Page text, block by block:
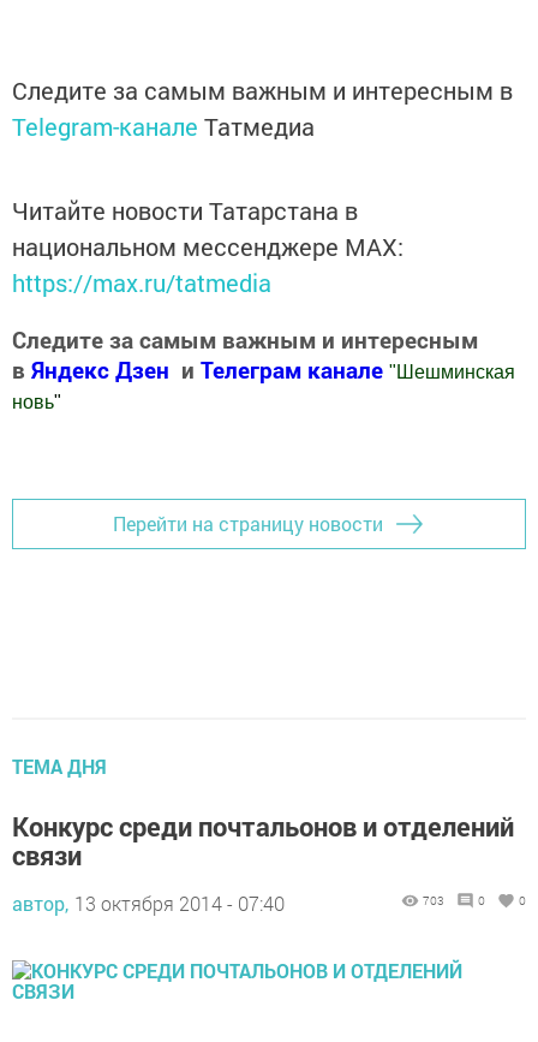
Следите за самым важным и интересным в
Telegram-канале Татмедиа
Читайте новости Татарстана в
национальном мессенджере MАХ:
https://max.ru/tatmedia
Следите за самым важным и интересным
в Яндекс Дзен и Телеграм канале " Шешминская
новь"
Перейти на страницу новости
ТЕМА ДНЯ
Конкурс среди почтальонов и отделений
связи
автор, 13 октября 2014 - 07:40 703 0 0